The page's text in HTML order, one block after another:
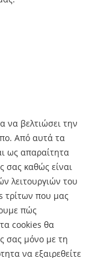
να βελτιώσει την
Από αυτά τα
ως απαραίτητα
σας καθώς είναι
λειτουργιών του
τρίτων που μας
πώς
cookies θα
σας μόνο με τη
να εξαιρεθείτε